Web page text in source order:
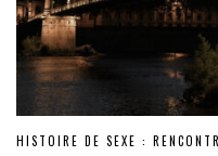
HISTOIRE DE SEXE :